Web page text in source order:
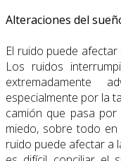
Alteraciones del
El ruido puede afectar
Los ruidos
extremadamente
especialmente por la
camión que pasa
miedo, sobre todo
ruido puede afectar a